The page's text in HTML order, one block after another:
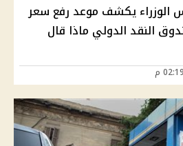
الوزراء يكشف موعد رفع سعر
النقد الدولي ماذا قال